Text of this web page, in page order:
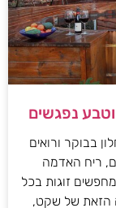
נפגשים
בבוקר ורואים
ריח האדמה
זוגות בכל
הזאת של שקט,